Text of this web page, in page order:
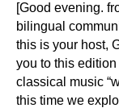
[Good evening.
bilingual
this is your host,
you to this edition
classical music
this time we